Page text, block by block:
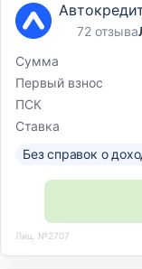
72 отзыва
Сумма
Первый взнос
ПСК
Ставка
Без справок о
Лиц. №2707